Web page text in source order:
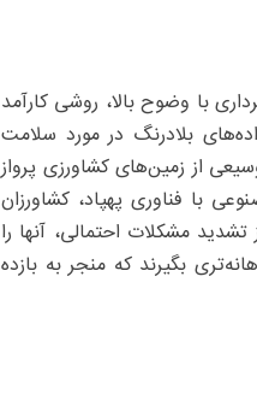
با وضوح بالا، روشی کارآمد
بلادرنگ در مورد سلامت
از زمین‌‌های کشاورزی پرواز
با فناوری پهپاد، کشاورزان
مشکلات احتمالی، آنها را
بگیرند که منجر به بازده